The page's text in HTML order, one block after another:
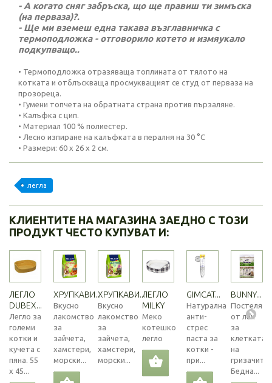
- А когато сняг забръска, що ще правиш ти зимъска
(на перваза)?.
- Ще ми вземеш една такава възглавничка с
термоподложка - отговорило котето и измяукало
подкупващо..
• Термоподложка отразяваща топлината от тялото на
котката и отблъскваща просмукващият се студ от перваза на
прозореца.
• Гумени топчета на обратната страна против пързаляне.
• Калъфка с цип.
• Материал 100 % полиестер.
• Лесно изпиране на калъфката в пералня на 30 °C
• Размери: 60 х 26 х 2 см.
легла
КЛИЕНТИТЕ НА МАГАЗИНА ЗАЕДНО С ТОЗИ
ПРОДУКТ ЧЕСТО КУПУВАТ И:
ЛЕГЛО
DUBEX...
Легло за
големи
котки и
кучета с
пяна. 55
х 45...
ХРУПКАВИ...
Вкусно
лакомство
за
зайчета,
хамстери,
морски...
ХРУПКАВИ...
Вкусно
лакомство
за
зайчета,
хамстери,
морски...
ЛЕГЛО
MILKY
Меко
котешко
легло
GIMCAT...
Натурална
анти-
стрес
паста за
котки -
при...
BUNNY...
Постеля
от лен
за
клетката
на
гризачите.
Бедна...